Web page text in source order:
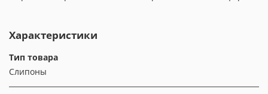
Характеристики
Тип товара
Слипоны